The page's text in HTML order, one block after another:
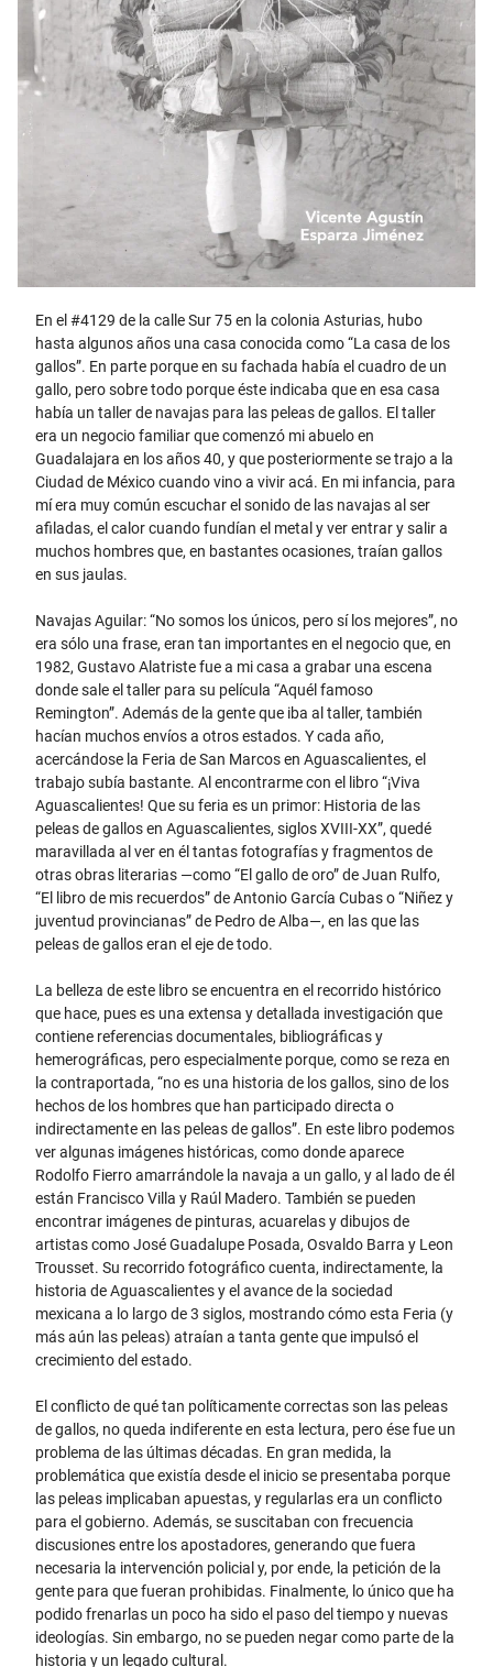
En el #4129 de la calle Sur 75 en la colonia Asturias, hubo
hasta algunos años una casa conocida como “La casa de los
gallos”. En parte porque en su fachada había el cuadro de un
gallo, pero sobre todo porque éste indicaba que en esa casa
había un taller de navajas para las peleas de gallos. El taller
era un negocio familiar que comenzó mi abuelo en
Guadalajara en los años 40, y que posteriormente se trajo a la
Ciudad de México cuando vino a vivir acá. En mi infancia, para
mí era muy común escuchar el sonido de las navajas al ser
afiladas, el calor cuando fundían el metal y ver entrar y salir a
muchos hombres que, en bastantes ocasiones, traían gallos
en sus jaulas.
Navajas Aguilar: “No somos los únicos, pero sí los mejores”, no
era sólo una frase, eran tan importantes en el negocio que, en
1982, Gustavo Alatriste fue a mi casa a grabar una escena
donde sale el taller para su película “Aquél famoso
Remington”. Además de la gente que iba al taller, también
hacían muchos envíos a otros estados. Y cada año,
acercándose la Feria de San Marcos en Aguascalientes, el
trabajo subía bastante. Al encontrarme con el libro “¡Viva
Aguascalientes! Que su feria es un primor: Historia de las
peleas de gallos en Aguascalientes, siglos XVIII-XX”, quedé
maravillada al ver en él tantas fotografías y fragmentos de
otras obras literarias —como “El gallo de oro” de Juan Rulfo,
“El libro de mis recuerdos” de Antonio García Cubas o “Niñez y
juventud provincianas” de Pedro de Alba—, en las que las
peleas de gallos eran el eje de todo.
La belleza de este libro se encuentra en el recorrido histórico
que hace, pues es una extensa y detallada investigación que
contiene referencias documentales, bibliográficas y
hemerográficas, pero especialmente porque, como se reza en
la contraportada, “no es una historia de los gallos, sino de los
hechos de los hombres que han participado directa o
indirectamente en las peleas de gallos”. En este libro podemos
ver algunas imágenes históricas, como donde aparece
Rodolfo Fierro amarrándole la navaja a un gallo, y al lado de él
están Francisco Villa y Raúl Madero. También se pueden
encontrar imágenes de pinturas, acuarelas y dibujos de
artistas como José Guadalupe Posada, Osvaldo Barra y Leon
Trousset. Su recorrido fotográfico cuenta, indirectamente, la
historia de Aguascalientes y el avance de la sociedad
mexicana a lo largo de 3 siglos, mostrando cómo esta Feria (y
más aún las peleas) atraían a tanta gente que impulsó el
crecimiento del estado.
El conflicto de qué tan políticamente correctas son las peleas
de gallos, no queda indiferente en esta lectura, pero ése fue un
problema de las últimas décadas. En gran medida, la
problemática que existía desde el inicio se presentaba porque
las peleas implicaban apuestas, y regularlas era un conflicto
para el gobierno. Además, se suscitaban con frecuencia
discusiones entre los apostadores, generando que fuera
necesaria la intervención policial y, por ende, la petición de la
gente para que fueran prohibidas. Finalmente, lo único que ha
podido frenarlas un poco ha sido el paso del tiempo y nuevas
ideologías. Sin embargo, no se pueden negar como parte de la
historia y un legado cultural.